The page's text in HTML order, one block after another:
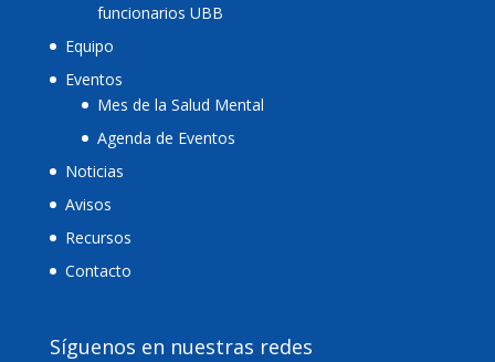
funcionarios UBB
Equipo
Eventos
Mes de la Salud Mental
Agenda de Eventos
Noticias
Avisos
Recursos
Contacto
Síguenos en nuestras redes